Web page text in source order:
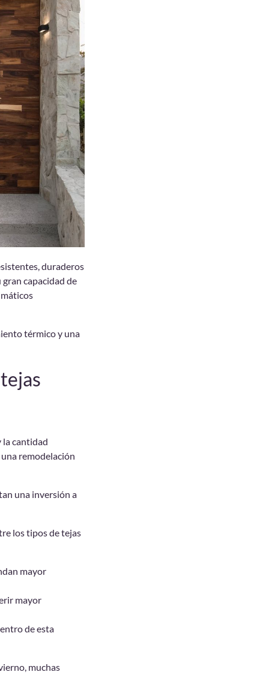
duraderos
gran capacidad de
térmico y una
la cantidad
remodelación
una inversión a
los tipos de tejas
mayor
mayor
de esta
muchas